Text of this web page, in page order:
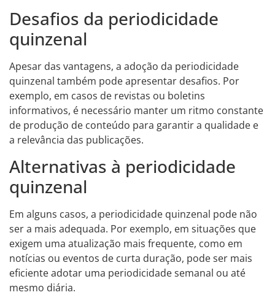
Desafios da periodicidade
quinzenal
Apesar das vantagens, a adoção da periodicidade
quinzenal também pode apresentar desafios. Por
exemplo, em casos de revistas ou boletins
informativos, é necessário manter um ritmo constante
de produção de conteúdo para garantir a qualidade e
a relevância das publicações.
Alternativas à periodicidade
quinzenal
Em alguns casos, a periodicidade quinzenal pode não
ser a mais adequada. Por exemplo, em situações que
exigem uma atualização mais frequente, como em
notícias ou eventos de curta duração, pode ser mais
eficiente adotar uma periodicidade semanal ou até
mesmo diária.